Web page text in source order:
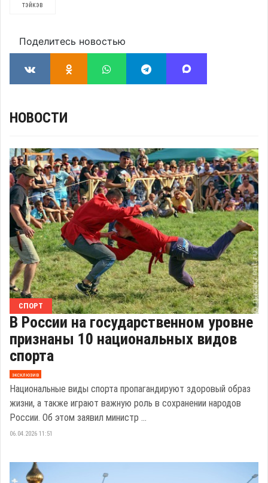
тэйкэв
Поделитесь новостью
НОВОСТИ
СПОРТ
В России на государственном уровне
признаны 10 национальных видов
спорта
эксклюзив
Национальные виды спорта пропагандируют здоровый образ
жизни, а также играют важную роль в сохранении народов
России. Об этом заявил министр ...
06.04.2026 11:51